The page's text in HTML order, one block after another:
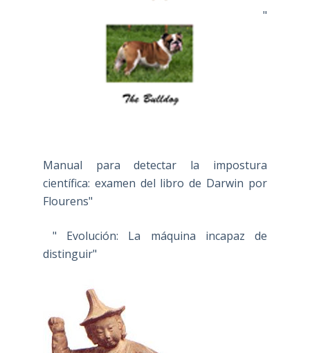
"
Manual para detectar la impostura
científica: examen del libro de Darwin por
Flourens"
" Evolución: La máquina incapaz de
distinguir"